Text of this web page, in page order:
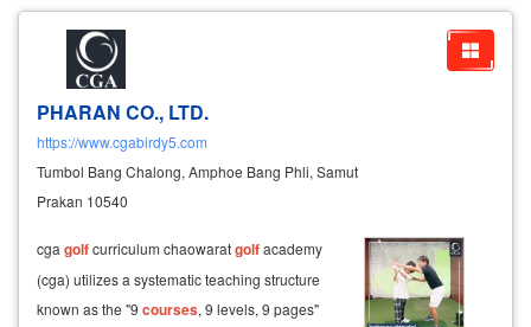
PHARAN CO., LTD.
https://www.cgabirdy5.com
Tumbol Bang Chalong, Amphoe Bang Phli, Samut
Prakan 10540
cga golfcurriculum chaowaratgolfacademy
(cga) utilizes a systematic teaching structure
known as the "9 courses, 9 levels, 9 pages"